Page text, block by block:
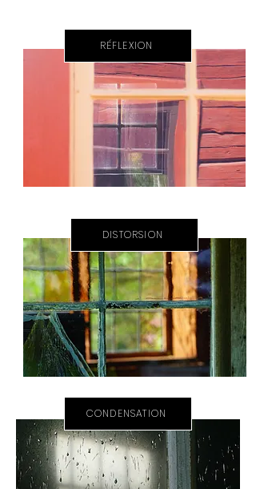
RÉFLEXION
DISTORSION
CONDENSATION